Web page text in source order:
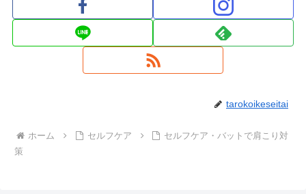
tarokoikeseitai
ホーム セルフケア
セルフケア・バットで肩こり対
策